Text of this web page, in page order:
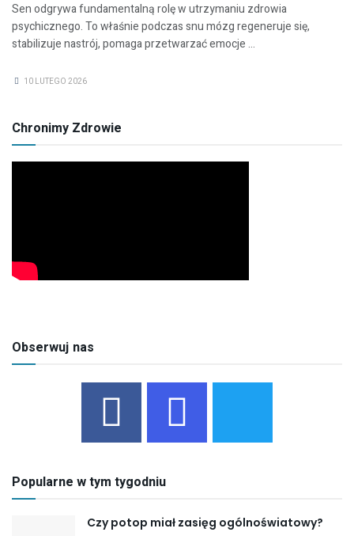
Sen odgrywa fundamentalną rolę w utrzymaniu zdrowia
psychicznego. To właśnie podczas snu mózg regeneruje się,
stabilizuje nastrój, pomaga przetwarzać emocje ...
10 LUTEGO 2026
Chronimy Zdrowie
Obserwuj nas
Popularne w tym tygodniu
Czy potop miał zasięg ogólnoświatowy?